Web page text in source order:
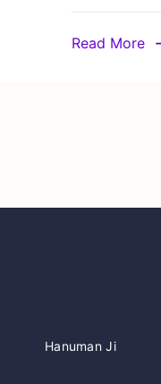
Read More
Hanuman Ji